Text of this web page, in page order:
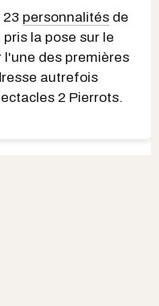
23 personnalités de
la pose sur le
des premières
autrefois
2 Pierrots.